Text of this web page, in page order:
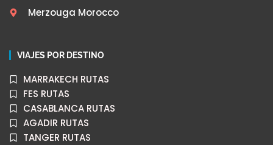
Merzouga Morocco
VIAJES POR DESTINO
MARRAKECH RUTAS
FES RUTAS
CASABLANCA RUTAS
AGADIR RUTAS
TANGER RUTAS